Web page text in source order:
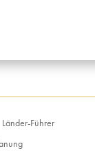
Länder-Führer